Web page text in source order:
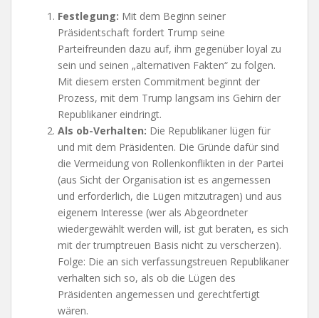
Festlegung: Mit dem Beginn seiner
Präsidentschaft fordert Trump seine
Parteifreunden dazu auf, ihm gegenüber loyal zu
sein und seinen „alternativen Fakten“ zu folgen.
Mit diesem ersten Commitment beginnt der
Prozess, mit dem Trump langsam ins Gehirn der
Republikaner eindringt.
Als ob-Verhalten: Die Republikaner lügen für
und mit dem Präsidenten. Die Gründe dafür sind
die Vermeidung von Rollenkonflikten in der Partei
(aus Sicht der Organisation ist es angemessen
und erforderlich, die Lügen mitzutragen) und aus
eigenem Interesse (wer als Abgeordneter
wiedergewählt werden will, ist gut beraten, es sich
mit der trumptreuen Basis nicht zu verscherzen).
Folge: Die an sich verfassungstreuen Republikaner
verhalten sich so, als ob die Lügen des
Präsidenten angemessen und gerechtfertigt
wären.